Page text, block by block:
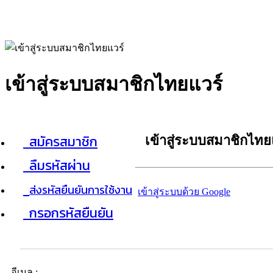
เข้าสู่ระบบสมาชิกไทยแวร์
สมัครสมาชิก
ลืมรหัสผ่าน
ส่งรหัสยืนยันการใช้งาน
กรอกรหัสยืนยัน
เข้าสู่ระบบสมาชิกไท
เข้าสู่ระบบด้วย Google